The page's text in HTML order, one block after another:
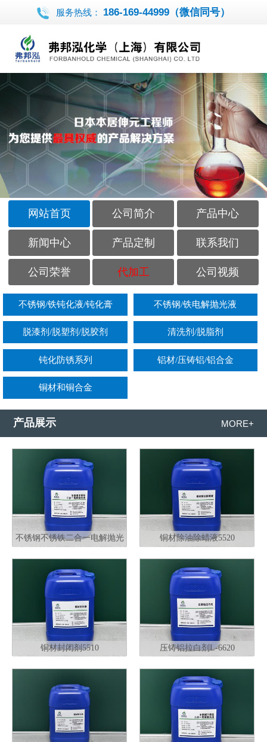
服务热线： 186-169-44999（微信同号）
网站首页 公司简介 产品中心
新闻中心 产品定制 联系我们
公司荣誉 代加工 公司视频
不锈钢/铁钝化液/钝化膏 不锈钢/铁电解抛光液
脱漆剂/脱塑剂/脱胶剂 清洗剂/脱脂剂
钝化防锈系列 铝材/压铸铝/铝合金
铜材和铜合金
产品展示 MORE+
不锈钢不锈铁二合一电解抛光
铜材除油除蜡液5520
铜材封闭剂5510 压铸铝拉白剂L-6620